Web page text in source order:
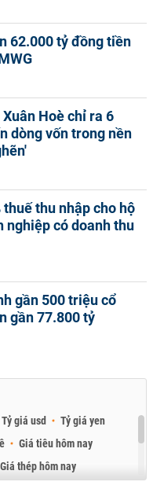
62.000 tỷ đồng tiền
Hoè chỉ ra 6
dòng vốn trong nền
thu nhập cho hộ
nghiệp có doanh thu
gần 500 triệu cổ
gần 77.800 tỷ
Tỷ giá usd
Tỷ giá yen
Giá tiêu hôm nay
Giá thép hôm nay